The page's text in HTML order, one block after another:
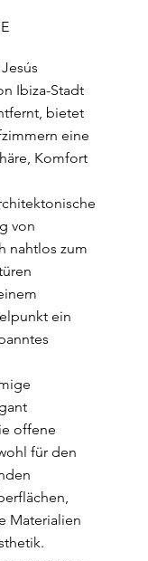
Ibiza-Stadt
bietet
eine
Komfort
von
nahtlos zum
ein
offene
für den
Materialien